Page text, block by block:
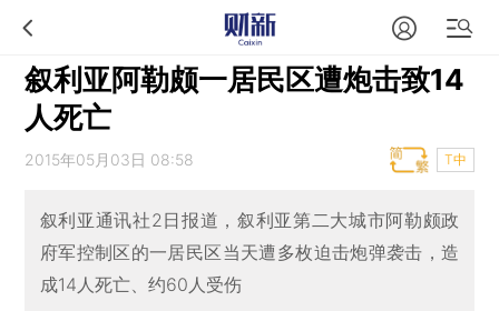
叙利亚阿勒颇一居民区遭炮击致14
人死亡
2015年05月03日 08:58 T中
叙利亚通讯社2日报道，叙利亚第二大城市阿勒颇政
府军控制区的一居民区当天遭多枚迫击炮弹袭击，造
成14人死亡、约60人受伤